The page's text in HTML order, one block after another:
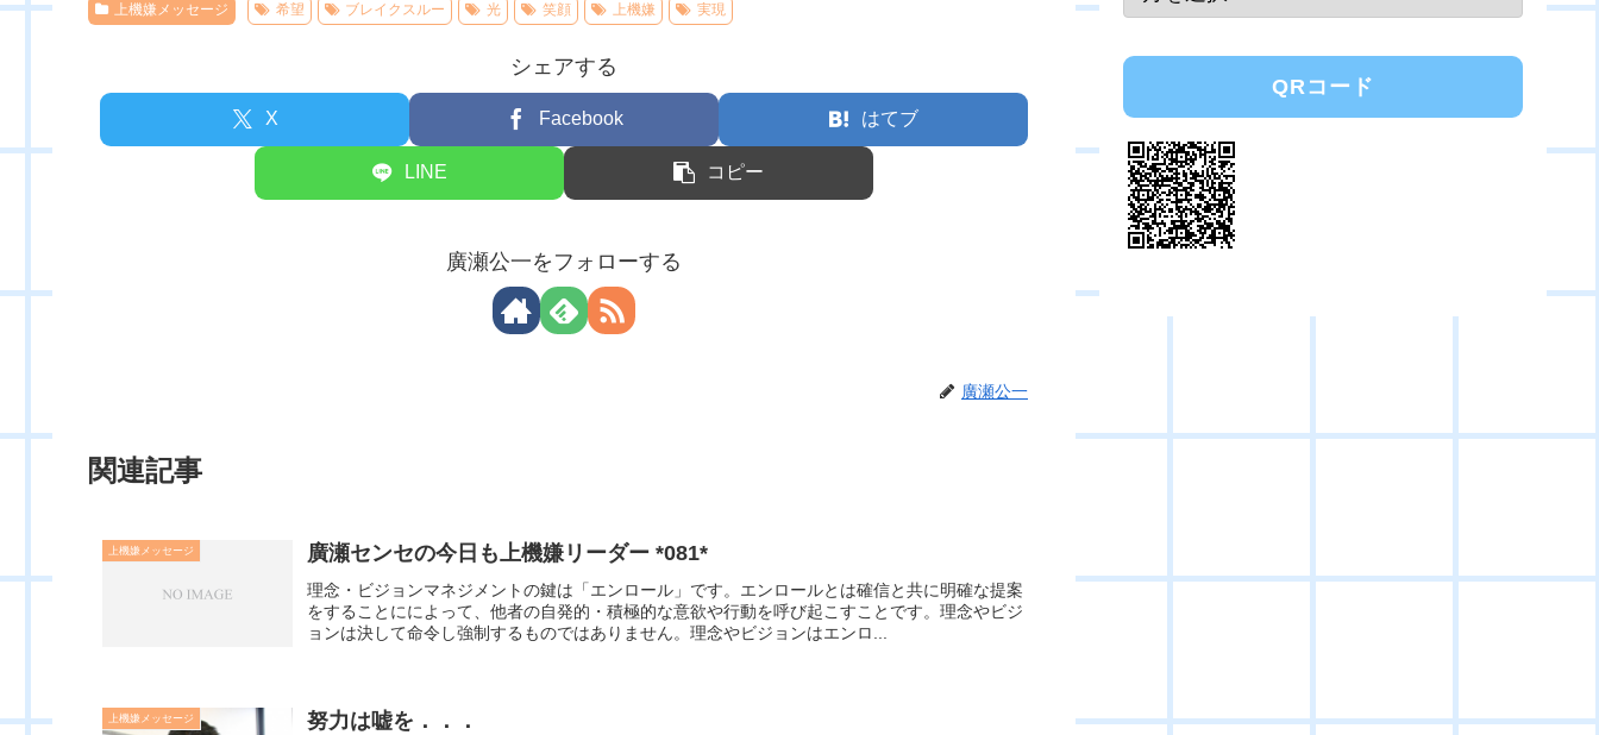
上機嫌メッセージ 希望 ブレイクスルー 光 笑顔 上機嫌 実現
シェアする
X Facebook はてブ
LINE コピー
廣瀬公一をフォローする
廣瀬公一
関連記事
上機嫌メッセージ 廣瀬センセの今日も上機嫌リーダー *081*
理念・ビジョンマネジメントの鍵は「エンロール」です。エンロールとは確信と共に明確な提案
をすることにによって、他者の自発的・積極的な意欲や行動を呼び起こすことです。理念やビジ
ョンは決して命令し強制するものではありません。理念やビジョンはエンロ...
上機嫌メッセージ 努力は嘘を．．．
QRコード